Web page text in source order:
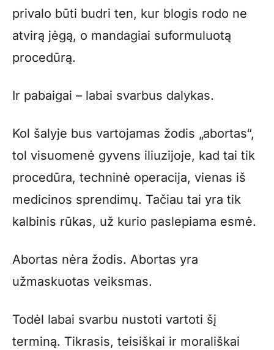
privalo būti budri ten, kur blogis rodo ne
atvirą jėgą, o mandagiai suformuluotą
procedūrą.
Ir pabaigai – labai svarbus dalykas.
Kol šalyje bus vartojamas žodis „abortas“,
tol visuomenė gyvens iliuzijoje, kad tai tik
procedūra, techninė operacija, vienas iš
medicinos sprendimų. Tačiau tai yra tik
kalbinis rūkas, už kurio paslepiama esmė.
Abortas nėra žodis. Abortas yra
užmaskuotas veiksmas.
Todėl labai svarbu nustoti vartoti šį
terminą. Tikrasis, teisiškai ir morališkai